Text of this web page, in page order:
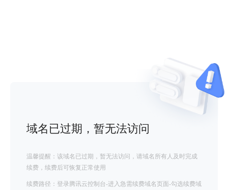
域名已过期，暂无法访问
温馨提醒：该域名已过期，暂无法访问，请域名所有人及时完成
续费，续费后可恢复正常使用
续费路径：登录腾讯云控制台-进入急需续费域名页面-勾选续费域